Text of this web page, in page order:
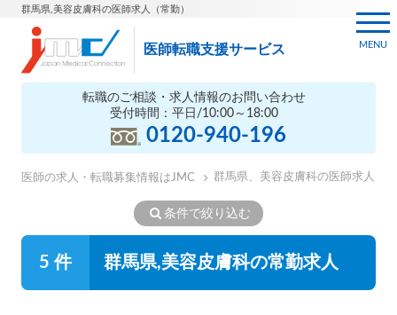
群馬県,美容皮膚科の医師求人（常勤）
医師転職支援サービス
転職のご相談・求人情報のお問い合わせ
受付時間：平日/10:00～18:00
0120-940-196
MENU
医師の求人・転職募集情報はJMC 群馬県、美容皮膚科の医師求人
条件で絞り込む
5 件 群馬県,美容皮膚科の常勤求人